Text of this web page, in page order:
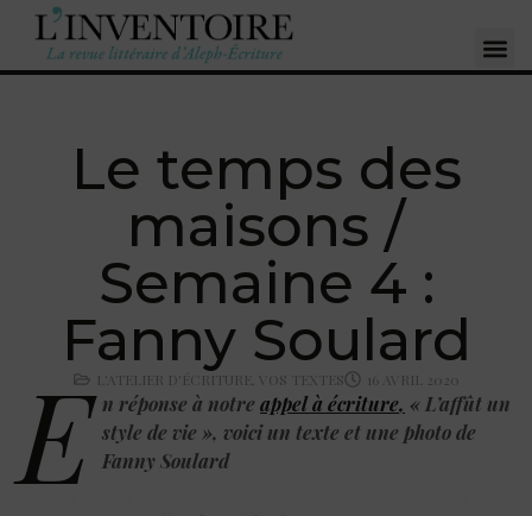
Le temps des
maisons /
Semaine 4 :
Fanny Soulard
L'ATELIER D'ÉCRITURE VOS TEXTES 16 AVRIL 2020
E n réponse à notre appel à écriture, « L’affût un
style de vie », voici un texte et une photo de
Fanny Soulard